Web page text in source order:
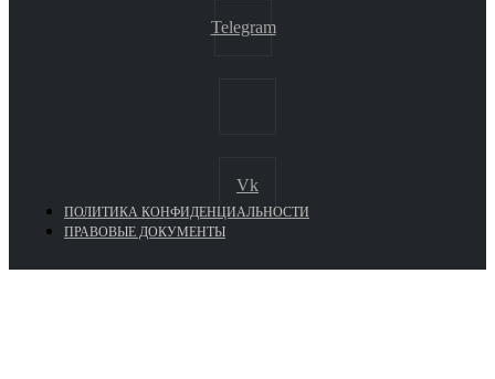
Telegram
Vk
ПОЛИТИКА КОНФИДЕНЦИАЛЬНОСТИ
ПРАВОВЫЕ ДОКУМЕНТЫ